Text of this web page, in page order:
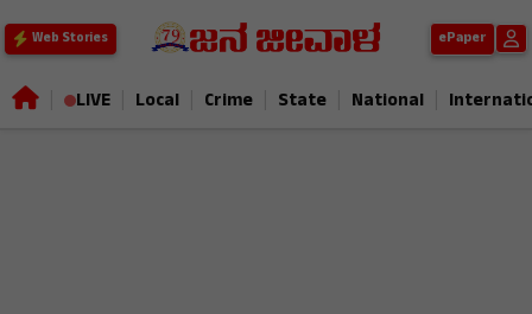
Web Stories ePaper
LIVE Local Crime State National